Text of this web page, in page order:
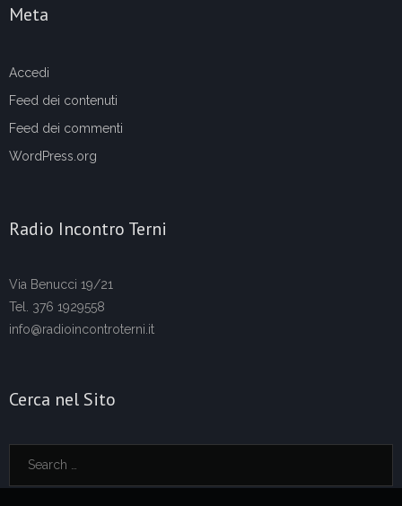
Meta
Accedi
Feed dei contenuti
Feed dei commenti
WordPress.org
Radio Incontro Terni
Via Benucci 19/21
Tel. 376 1929558
info@radioincontroterni.it
Cerca nel Sito